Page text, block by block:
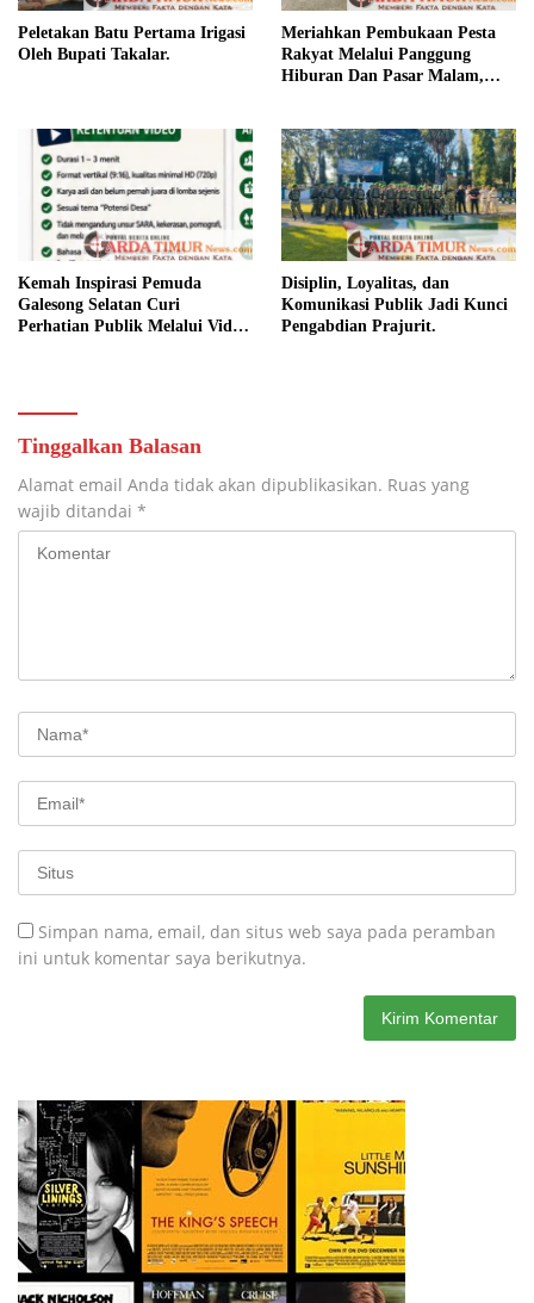
Peletakan Batu Pertama Irigasi
Oleh Bupati Takalar.
Meriahkan Pembukaan Pesta
Rakyat Melalui Panggung
Hiburan Dan Pasar Malam,
Kemah Inspirasi Pemuda
Galesong Selatan Curi
Perhatian Publik Melalui Video
Disiplin, Loyalitas, dan
Komunikasi Publik Jadi Kunci
Pengabdian Prajurit.
Tinggalkan Balasan
Alamat email Anda tidak akan dipublikasikan. Ruas yang
wajib ditandai *
Simpan nama, email, dan situs web saya pada peramban
ini untuk komentar saya berikutnya.